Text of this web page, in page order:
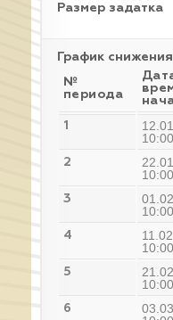
Размер задатка
График
№
периода
1
10:00
2
10:00
3
10:00
4
10:00
5
10:00
6